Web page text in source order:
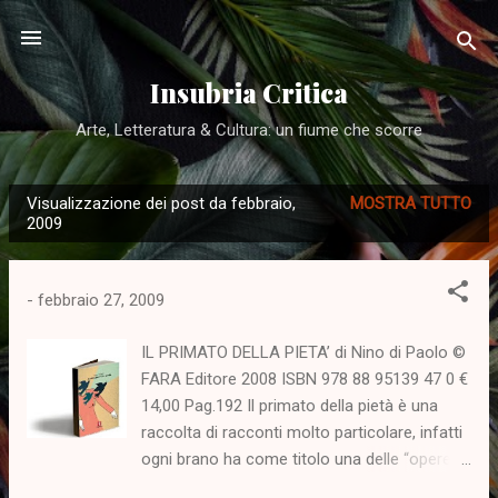
Passa ai contenuti principali
Insubria Critica
Arte, Letteratura & Cultura: un fiume che scorre
o
Visualizzazione dei post da febbraio,
2009
MOSTRA TUTTO
- febbraio 27, 2009
IL PRIMATO DELLA PIETA’ di Nino di Paolo ©
FARA Editore 2008 ISBN 978 88 95139 47 0 €
14,00 Pag.192 Il primato della pietà è una
raccolta di racconti molto particolare, infatti
ogni brano ha come titolo una delle “opere di